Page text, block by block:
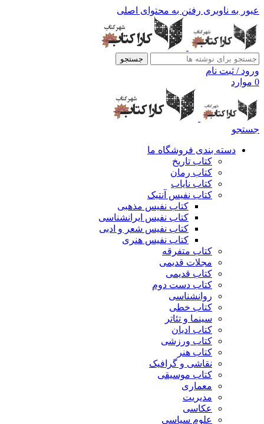
عبور به ناوبری رفتن به محتوای اصلی
جستجو
ورود / ثبت نام
0 موارد
جستجو
دسته بندی فروشگاه ما
کتاب تاریخ
کتاب رمان
کتاب نایاب
کتاب نفیس آنتیک
کتاب نفیس مذهبی
کتاب نفیس ایرانشناسی
کتاب نفیس شعر و ادبی
کتاب نفیس هنری
کتاب متفرقه
مجلات قدیمی
کتاب قدیمی
کتاب دست دوم
روانشناسی
کتاب خطی
سینما و تئاتر
کتاب ادیان
کتاب ورزشی
کتاب هنر
نقاشی و گرافیک
کتاب موسیقی
معماری
مدیریت
عکاسی
علوم سیاسی